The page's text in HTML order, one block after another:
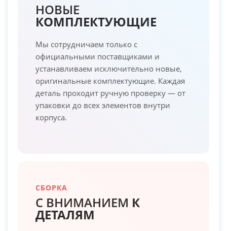
НОВЫЕ
КОМПЛЕКТУЮЩИЕ
Мы сотрудничаем только с
официальными поставщиками и
устанавливаем исключительно новые,
оригинальные комплектующие. Каждая
деталь проходит ручную проверку — от
упаковки до всех элементов внутри
корпуса.
СБОРКА
С ВНИМАНИЕМ К
ДЕТАЛЯМ